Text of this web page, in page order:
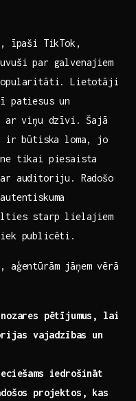
⁤īpaši TikTok,
par galvenajiem
popularitāti. Lietotāji
un
⁤ar viņu dzīvi. Šajā
ir ⁢būtiska loma, jo
tikai piesaista
auditoriju. Radošo
‍starp lielajiem
publicēti.
jāņem vērā
pētījumus, lai
vajadzības un
iedrošināt
projektos, kas